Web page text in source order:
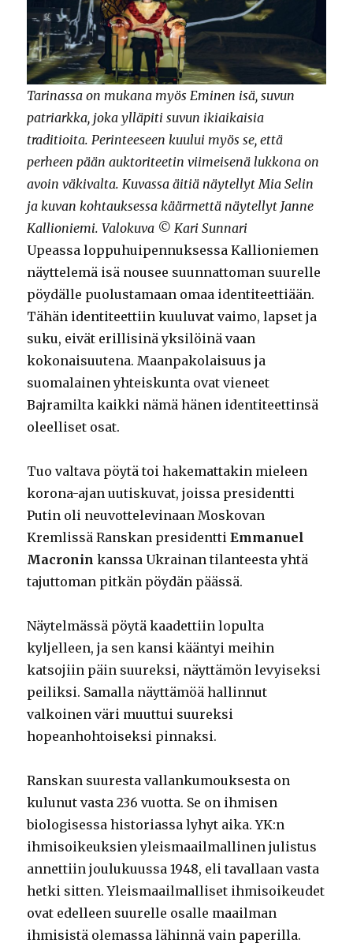
Tarinassa on mukana myös Eminen isä, suvun
patriarkka, joka ylläpiti suvun ikiaikaisia
traditioita. Perinteeseen kuului myös se, että
perheen pään auktoriteetin viimeisenä lukkona on
avoin väkivalta. Kuvassa äitiä näytellyt Mia Selin
ja kuvan kohtauksessa käärmettä näytellyt Janne
Kallioniemi. Valokuva © Kari Sunnari
Upeassa loppuhuipennuksessa Kallioniemen
näyttelemä isä nousee suunnattoman suurelle
pöydälle puolustamaan omaa identiteettiään.
Tähän identiteettiin kuuluvat vaimo, lapset ja
suku, eivät erillisinä yksilöinä vaan
kokonaisuutena. Maanpakolaisuus ja
suomalainen yhteiskunta ovat vieneet
Bajramilta kaikki nämä hänen identiteettinsä
oleelliset osat.
Tuo valtava pöytä toi hakemattakin mieleen
korona-ajan uutiskuvat, joissa presidentti
Putin oli neuvottelevinaan Moskovan
Kremlissä Ranskan presidenttiEmmanuel
Macronin kanssa Ukrainan tilanteesta yhtä
tajuttoman pitkän pöydän päässä.
Näytelmässä pöytä kaadettiin lopulta
kyljelleen, ja sen kansi kääntyi meihin
katsojiin päin suureksi, näyttämön levyiseksi
peiliksi. Samalla näyttämöä hallinnut
valkoinen väri muuttui suureksi
hopeanhohtoiseksi pinnaksi.
Ranskan suuresta vallankumouksesta on
kulunut vasta 236 vuotta. Se on ihmisen
biologisessa historiassa lyhyt aika. YK:n
ihmisoikeuksien yleismaailmallinen julistus
annettiin joulukuussa 1948, eli tavallaan vasta
hetki sitten. Yleismaailmalliset ihmisoikeudet
ovat edelleen suurelle osalle maailman
ihmisistä olemassa lähinnä vain paperilla.